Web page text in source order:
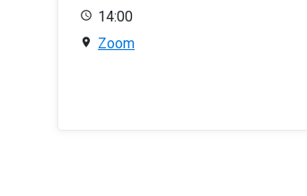
14:00
Zoom